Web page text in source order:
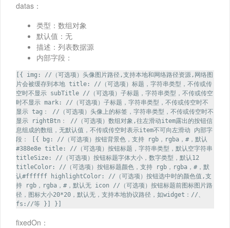
datas：
类型：数组对象
默认值：无
描述：列表数据源
内部字段：
[{ img: //（可选项）头像图片路径,支持本地和网络路径资源,网络图
片会被缓存到本地 title: //（可选项）标题，字符串类型，不传或传
空时不显示 subTitle //（可选项）子标题，字符串类型，不传或传空
时不显示 mark: //（可选项）子标题，字符串类型，不传或传空时不
显示 tag： //（可选项）头像上的标签，字符串类型，不传或传空时不
显示 rightBtn： //（可选项）数组对象,往左滑动item露出的按钮信
息组成的数组，无默认值，不传或传空时表示item不可向左滑动 内部字
段： [{ bg: //（可选项）按钮背景色，支持 rgb，rgba，#，默认
#388e8e title: //（可选项）按钮标题，字符串类型，默认空字符串
titleSize: //（可选项）按钮标题字体大小，数字类型，默认12
titleColor: //（可选项）按钮标题颜色，支持 rgb，rgba，#，默
认#ffffff highlightColor: //（可选项）按钮选中时的颜色值,支
持 rgb，rgba，#，默认无 icon //（可选项）按钮标题前图标图片路
径，图标大小20*20，默认无，支持本地协议路径，如widget：//、
fs://等 }] }]
fixedOn：